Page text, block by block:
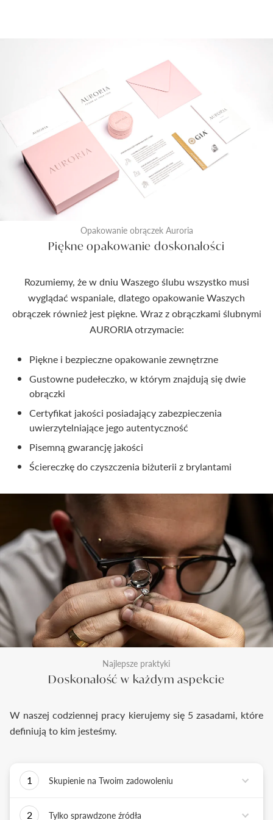
Opakowanie obrączek Auroria
Piękne opakowanie doskonałości
Rozumiemy, że w dniu Waszego ślubu wszystko musi
wyglądać wspaniale, dlatego opakowanie Waszych
obrączek również jest piękne. Wraz z obrączkami ślubnymi
AURORIA otrzymacie:
Piękne i bezpieczne opakowanie zewnętrzne
Gustowne pudełeczko, w którym znajdują się dwie
obrączki
Certyfikat jakości posiadający zabezpieczenia
uwierzytelniające jego autentyczność
Pisemną gwarancję jakości
Ściereczkę do czyszczenia biżuterii z brylantami
Najlepsze praktyki
Doskonałość w każdym aspekcie
W naszej codziennej pracy kierujemy się 5 zasadami, które
definiują to kim jesteśmy.
1
Skupienie na Twoim zadowoleniu
zadanie - dostarczyć Ci biżuterię i doświadczenie,
2
Tylko sprawdzone źródła